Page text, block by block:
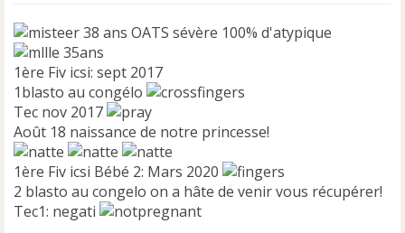
38 ans OATS sévère 100% d'atypique
35ans
1ère Fiv icsi: sept 2017
1blasto au congélo
Tec nov 2017
Août 18 naissance de notre princesse!
1ère Fiv icsi Bébé 2: Mars 2020
2 blasto au congelo on a hâte de venir vous récupérer!
Tec1: negati